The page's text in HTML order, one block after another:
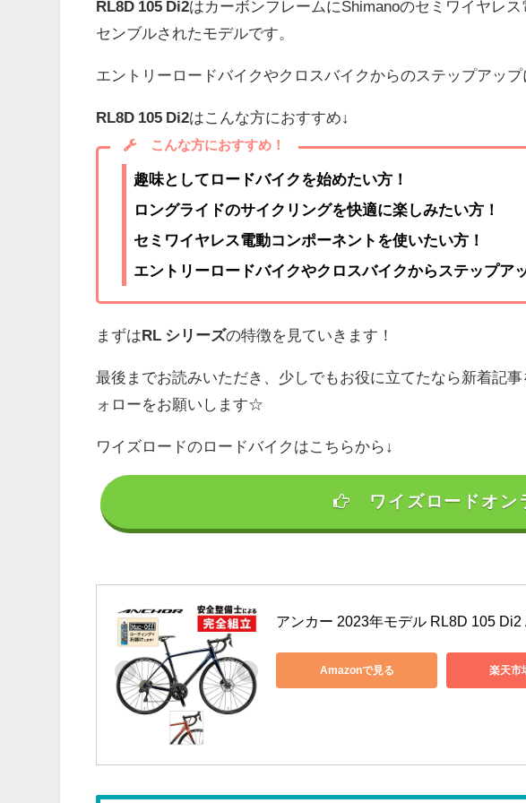
RL8D 105 Di2はカーボンフレームにShimanoのセミワイヤレ
センブルされたモデルです。
エントリーロードバイクやクロスバイクからのステップアップ
RL8D 105 Di2はこんな方におすすめ↓
こんな方におすすめ！
趣味としてロードバイクを始めたい方！
ロングライドのサイクリングを快適に楽しみたい方！
セミワイヤレス電動コンポーネントを使いたい方！
エントリーロードバイクやクロスバイクからステップア
まずはRL シリーズの特徴を見ていきます！
最後までお読みいただき、少しでもお役に立てたなら新着記
ォローをお願いします☆
ワイズロードのロードバイクはこちらから↓
ワイズロードオン
アンカー 2023年モデル RL8D 105
Amazonで見る 楽天市